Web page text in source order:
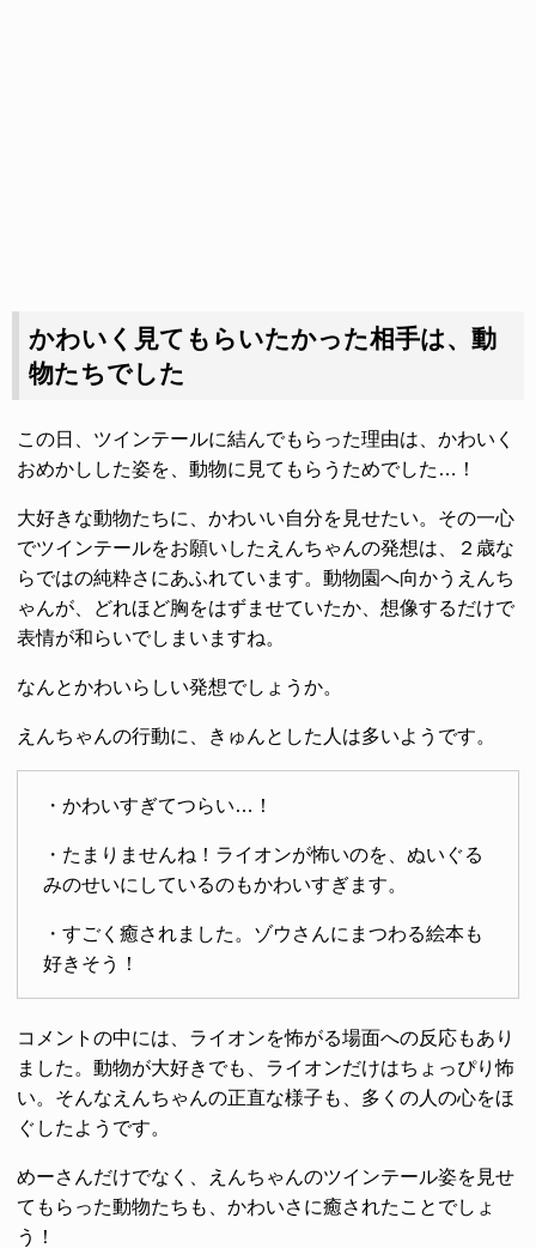
かわいく見てもらいたかった相手は、動
物たちでした
この日、ツインテールに結んでもらった理由は、かわいく
おめかしした姿を、動物に見てもらうためでした…！
大好きな動物たちに、かわいい自分を見せたい。その一心
でツインテールをお願いしたえんちゃんの発想は、２歳な
らではの純粋さにあふれています。動物園へ向かうえんち
ゃんが、どれほど胸をはずませていたか、想像するだけで
表情が和らいでしまいますね。
なんとかわいらしい発想でしょうか。
えんちゃんの行動に、きゅんとした人は多いようです。
・かわいすぎてつらい…！
・たまりませんね！ライオンが怖いのを、ぬいぐる
みのせいにしているのもかわいすぎます。
・すごく癒されました。ゾウさんにまつわる絵本も
好きそう！
コメントの中には、ライオンを怖がる場面への反応もあり
ました。動物が大好きでも、ライオンだけはちょっぴり怖
い。そんなえんちゃんの正直な様子も、多くの人の心をほ
ぐしたようです。
めーさんだけでなく、えんちゃんのツインテール姿を見せ
てもらった動物たちも、かわいさに癒されたことでしょ
う！